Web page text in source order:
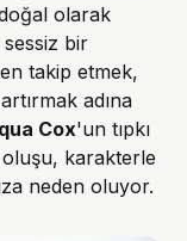
olarak
bir
takip etmek,
adına
Cox'un tıpkı
karakterle
neden oluyor.